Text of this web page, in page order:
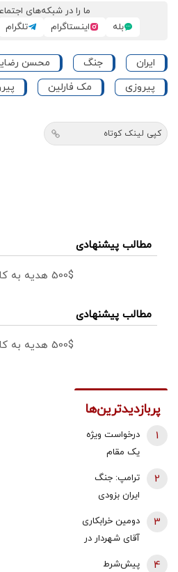
ما را در شبکه‌های
بله
اینستاگرام تلگرام
ایران جنگ محسن
پیروزی
مک فارلین
کپی لینک کوتاه
مطالب پیشنهادی
500$ هدیه به کاربران جدید،ثبت نام کن
مطالب پیشنهادی
500$ هدیه به کاربران جدید،ثبت نام کن
پربازدیدترین‌ها
درخواست ویژه
یک مقام
جوانان: اگر
تفاهم ایران و
آمریکارا برای
آینده ایران
1
ترامپ: جنگ
ایران بزودی
تامین برخی
مهمات
«محدودتر»
2
دومین خرابکاری
آقای شهردار در
3
پیش‌شرط 4